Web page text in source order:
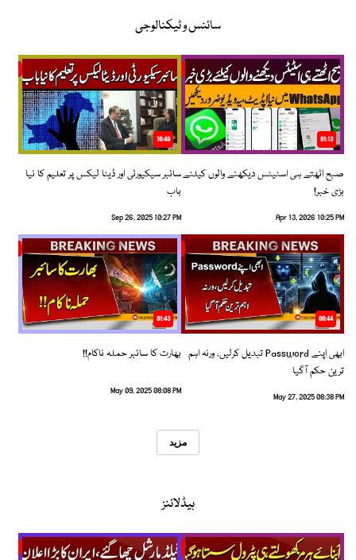
سائنس و ٹیکنالوجی
01:13
صبح اٹھتے ہی اسٹیٹس دیکھنے والوں کیلئے
بڑی خبر!
Apr 13, 2026 10:25 PM
10:48
سائبر سیکیورٹی اور ڈیٹا لیکس پر تعلیم کا نیا
باب
Sep 26, 2025 10:27 PM
00:44
ابھی اپنے Password تبدیل کرلیں، ورنہ اہم
ترین حکم آگیا
May 27, 2025 08:38 PM
01:43
بھارت کا سائبر حملہ ناکام!!
May 09, 2025 08:08 PM
مزید
ہیڈلائنز